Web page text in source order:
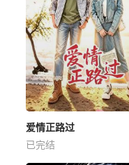
爱情正路过
已完结